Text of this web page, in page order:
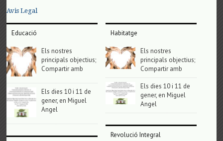
Avis Legal
Educació
Els nostres
principals objectius;
Compartir amb
Els dies 10 i 11 de
gener, en Miguel
Angel
Habitatge
Els nostres
principals objectius;
Compartir amb
Els dies 10 i 11 de
gener, en Miguel
Angel
Revolució Integral